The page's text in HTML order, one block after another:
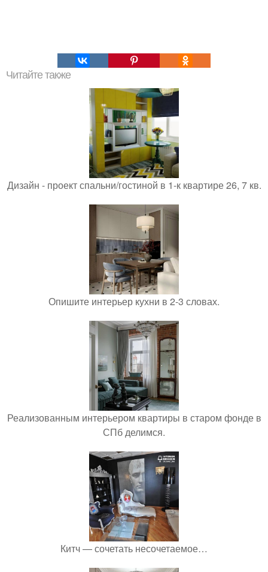
Читайте также
Дизайн - проект спальни/гостиной в 1-к квартире 26, 7 кв.
Опишите интерьер кухни в 2-3 словах.
Реализованным интерьером квартиры в старом фонде в
СПб делимся.
Китч — сочетать несочетаемое…